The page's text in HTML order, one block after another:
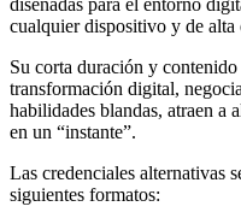
diseñadas para el entorno
cualquier dispositivo y de alta
Su corta duración y contenido
transformación digital,
habilidades blandas, atraen a
en un “instante”.
Las credenciales alternativas
siguientes formatos: